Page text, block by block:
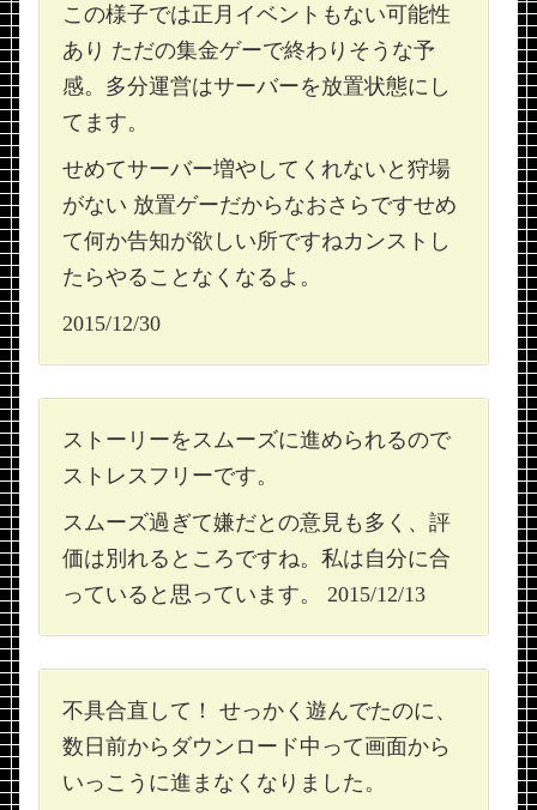
この様子では正月イベントもない可能性
あり ただの集金ゲーで終わりそうな予
感。多分運営はサーバーを放置状態にし
てます。
せめてサーバー増やしてくれないと狩場
がない 放置ゲーだからなおさらですせめ
て何か告知が欲しい所ですねカンストし
たらやることなくなるよ。
2015/12/30
ストーリーをスムーズに進められるので
ストレスフリーです。
スムーズ過ぎて嫌だとの意見も多く、評
価は別れるところですね。私は自分に合
っていると思っています。 2015/12/13
不具合直して！ せっかく遊んでたのに、
数日前からダウンロード中って画面から
いっこうに進まなくなりました。